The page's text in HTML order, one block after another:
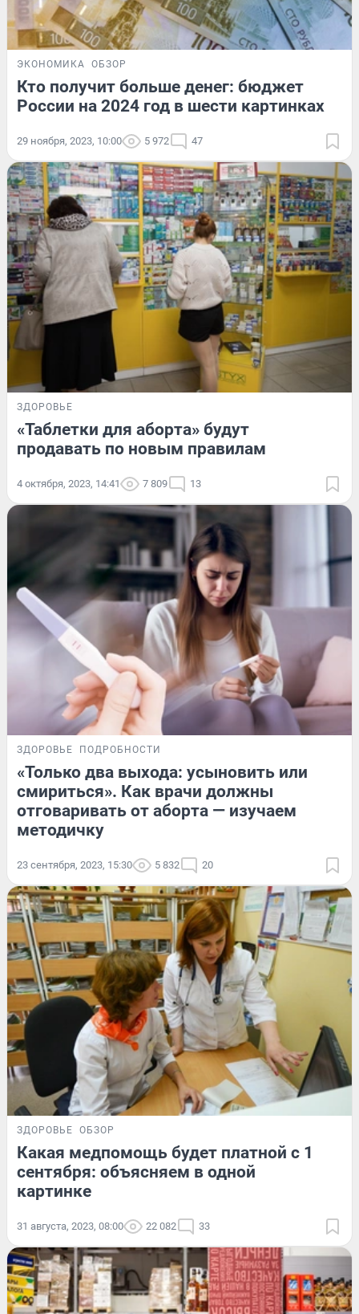
ЭКОНОМИКА ОБЗОР
Кто получит больше денег: бюджет
России на 2024 год в шести картинках
29 ноября, 2023, 10:00 5 972 47
ЗДОРОВЬЕ
«Таблетки для аборта» будут
продавать по новым правилам
4 октября, 2023, 14:41 7 809 13
ЗДОРОВЬЕ ПОДРОБНОСТИ
«Только два выхода: усыновить или
смириться». Как врачи должны
отговаривать от аборта — изучаем
методичку
23 сентября, 2023, 15:30 5 832 20
ЗДОРОВЬЕ ОБЗОР
Какая медпомощь будет платной с 1
сентября: объясняем в одной
картинке
31 августа, 2023, 08:00 22 082 33